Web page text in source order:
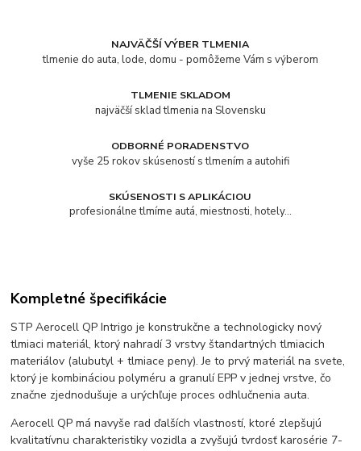
NAJVÄČŠÍ VÝBER TLMENIA
tlmenie do auta, lode, domu - pomôžeme Vám s výberom
TLMENIE SKLADOM
najväčší sklad tlmenia na Slovensku
ODBORNÉ PORADENSTVO
vyše 25 rokov skúseností s tlmením a autohifi
SKÚSENOSTI S APLIKÁCIOU
profesionálne tlmíme autá, miestnosti, hotely...
Kompletné špecifikácie
STP Aerocell QP Intrigo je konstrukčne a technologicky nový
tlmiaci materiál, ktorý nahradí 3 vrstvy štandartných tlmiacich
materiálov (alubutyl + tlmiace peny). Je to prvý materiál na svete,
ktorý je kombináciou polyméru a granulí EPP v jednej vrstve, čo
značne zjednodušuje a urýchľuje proces odhlučnenia auta.
Aerocell QP má navyše rad ďalších vlastností, ktoré zlepšujú
kvalitatívnu charakteristiky vozidla a zvyšujú tvrdosť karosérie 7-